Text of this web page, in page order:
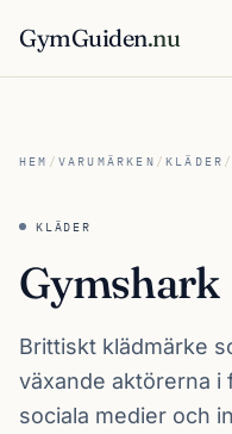
GymGuiden.nu
HEM / VARUMÄRKEN /KLÄDER
KLÄDER
Gymshark
Brittiskt klädmärke
växande aktörerna
sociala medier och